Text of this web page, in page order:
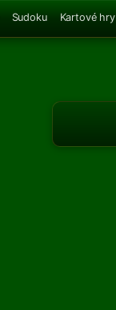
Sudoku Kartové hry